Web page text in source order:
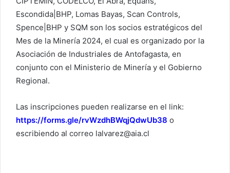
Escondida|BHP, Lomas Bayas, Scan Controls,
Spence|BHP y SQM son los socios estratégicos del
Mes de la Minería 2024, el cual es organizado por la
Asociación de Industriales de Antofagasta, en
conjunto con el Ministerio de Minería y el Gobierno
Regional.
Las inscripciones pueden realizarse en el link:
https://forms.gle/rvWzdhBWqjQdwUb38 o
escribiendo al correo lalvarez@aia.cl